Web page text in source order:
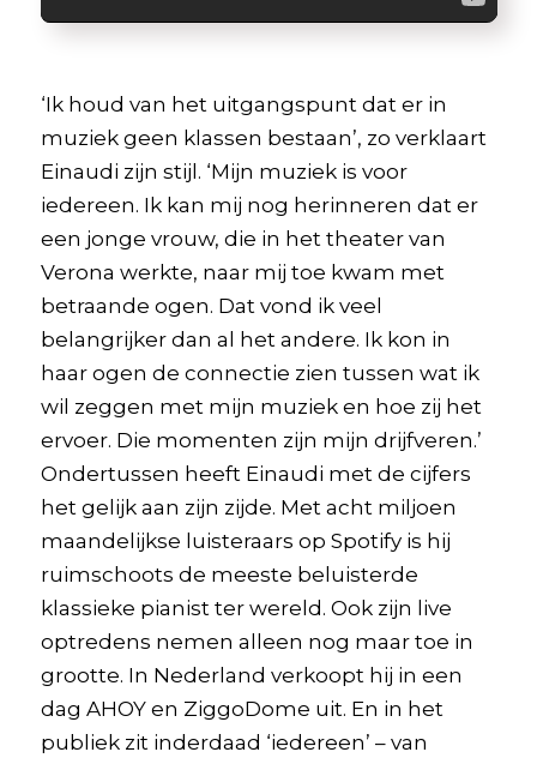
‘Ik houd van het uitgangspunt dat er in
muziek geen klassen bestaan’, zo verklaart
Einaudi zijn stijl. ‘Mijn muziek is voor
iedereen. Ik kan mij nog herinneren dat er
een jonge vrouw, die in het theater van
Verona werkte, naar mij toe kwam met
betraande ogen. Dat vond ik veel
belangrijker dan al het andere. Ik kon in
haar ogen de connectie zien tussen wat ik
wil zeggen met mijn muziek en hoe zij het
ervoer. Die momenten zijn mijn drijfveren.’
Ondertussen heeft Einaudi met de cijfers
het gelijk aan zijn zijde. Met acht miljoen
maandelijkse luisteraars op Spotify is hij
ruimschoots de meeste beluisterde
klassieke pianist ter wereld. Ook zijn live
optredens nemen alleen nog maar toe in
grootte. In Nederland verkoopt hij in een
dag AHOY en ZiggoDome uit. En in het
publiek zit inderdaad ‘iedereen’ – van